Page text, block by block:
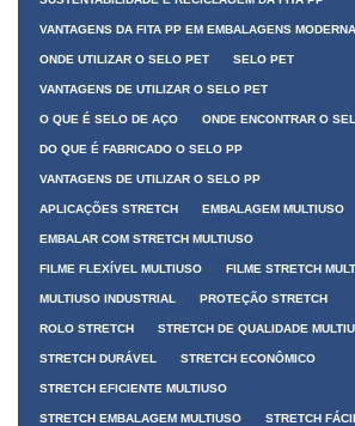
VANTAGENS DA FITA PP EM EMBALAGENS
ONDE UTILIZAR O SELO PET SELO PET
VANTAGENS DE UTILIZAR O SELO PET
O QUE É SELO DE AÇO ONDE ENCONTRAR O
DO QUE É FABRICADO O SELO PP
VANTAGENS DE UTILIZAR O SELO PP
APLICAÇÕES STRETCH EMBALAGEM MULTIUSO
EMBALAR COM STRETCH MULTIUSO
FILME FLEXÍVEL MULTIUSO FILME STRETCH
MULTIUSO INDUSTRIAL PROTEÇÃO STRETCH
ROLO STRETCH STRETCH DE QUALIDADE
STRETCH DURÁVEL STRETCH ECONÔMICO
STRETCH EFICIENTE MULTIUSO
STRETCH EMBALAGEM MULTIUSO STRETCH FÁCIL